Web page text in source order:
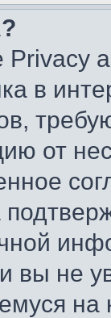
Privacy
в
от
вы не